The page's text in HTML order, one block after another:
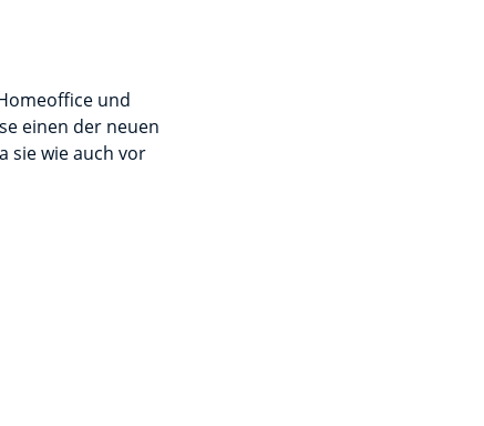
und
einen der neuen
sie wie auch vor